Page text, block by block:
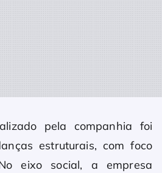
pela companhia foi
estruturais, com foco
eixo social, a empresa